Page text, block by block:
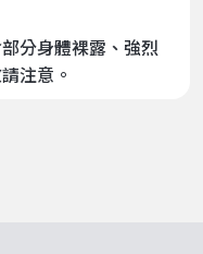
分身體裸露、強烈
注意。